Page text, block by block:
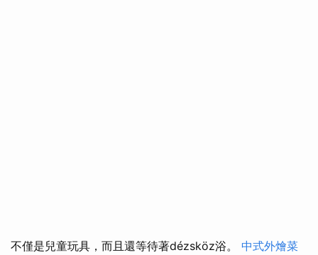
不僅是兒童玩具，而且還等待著dézsköz浴。 中式外燴菜